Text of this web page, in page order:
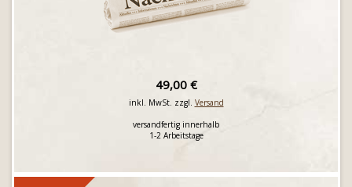
49,00 €
inkl. MwSt. zzgl. Versand
versandfertig innerhalb
1-2 Arbeitstage